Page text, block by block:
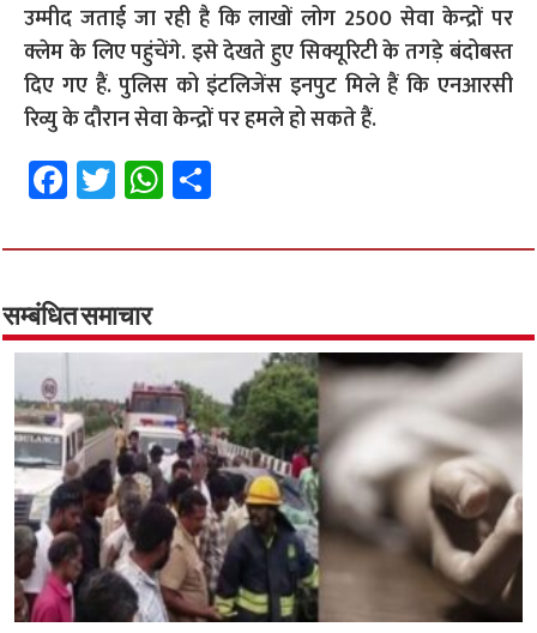
उम्मीद जताई जा रही है कि लाखों लोग 2500 सेवा केन्द्रों पर
क्लेम के लिए पहुंचेंगे. इसे देखते हुए सिक्यूरिटी के तगड़े बंदोबस्त
दिए गए हैं. पुलिस को इंटलिजेंस इनपुट मिले हैं कि एनआरसी
रिव्यु के दौरान सेवा केन्द्रों पर हमले हो सकते हैं.
Fa
ce
b
o
o
k
T
wi
tt
er
W
h
at
p
p
ar
सम्बंधित समाचार